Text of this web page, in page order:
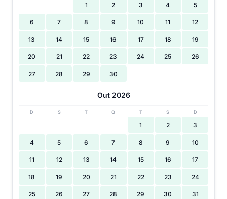
1 2 3 4 5
6 7 8 9 10 11 12
13 14 15 16 17 18 19
20 21 22 23 24 25 26
27 28 29 30
Out 2026
D S T Q T S D
1 2 3
4 5 6 7 8 9 10
11 12 13 14 15 16 17
18 19 20 21 22 23 24
25 26 27 28 29 30 31